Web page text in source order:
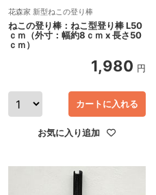
花森家 新型ねこの登り棒
ねこの登り棒：ねこ型登り棒 L50
ｃｍ（外寸：幅約8ｃｍ x 長さ50
ｃｍ）
1,980 円
カートに入れる
お気に入り追加